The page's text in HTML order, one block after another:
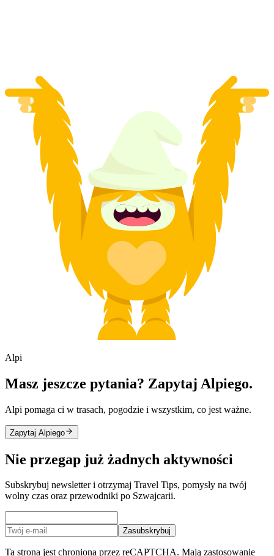
Alpi
Masz jeszcze pytania? Zapytaj Alpiego.
Alpi pomaga ci w trasach, pogodzie i wszystkim, co jest ważne.
Zapytaj Alpiego
Nie przegap już żadnych aktywności
Subskrybuj newsletter i otrzymaj Travel Tips, pomysły na twój
wolny czas oraz przewodniki po Szwajcarii.
Zasubskrybuj
Ta strona jest chroniona przez reCAPTCHA. Mają zastosowanie